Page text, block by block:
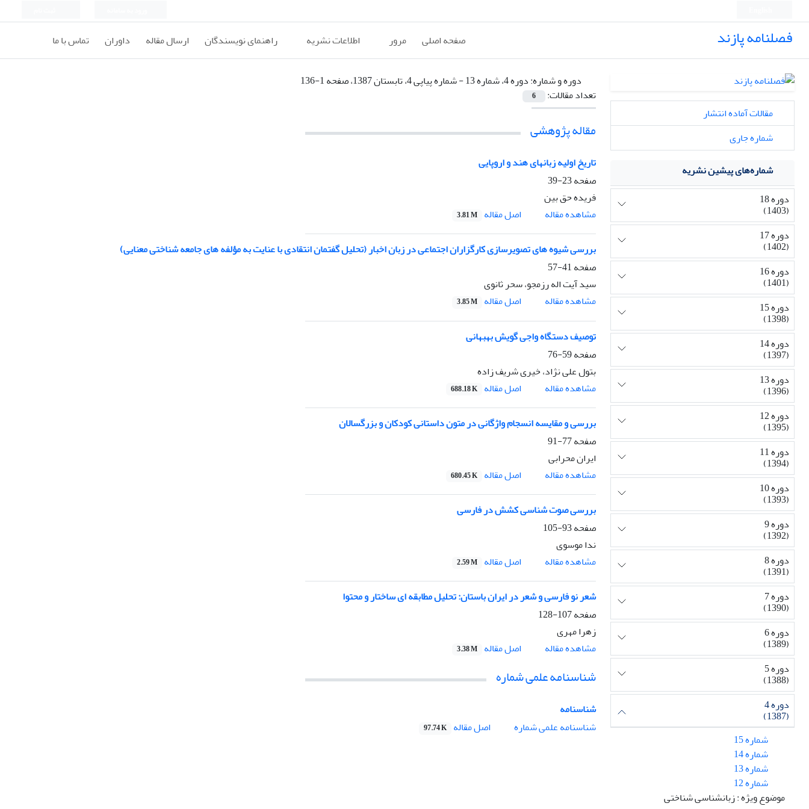
فصلنامه پازند صفحه اصلی مرور اطلاعات نشریه راهنمای نویسندگان ارسال مقاله داوران تماس با ما
دوره و شماره:دوره 4، شماره 13 - شماره پیاپی 4، تابستان 1387، صفحه 1-136
تعداد مقالات:
6
مقاله پژوهشی
تاریخ اولیه زبانهای هند و اروپایی
صفحه23-39
فریده حق بین
مشاهده مقاله
اصل مقاله 3.81 M
بررسی شیوه های تصویرسازی کارگزاران اجتماعی در زبان اخبار (تحلیل گفتمان انتقادی با عنایت به مؤلفه های جامعه شناختی معنایی)
صفحه41-57
سید آیت اله رزمجو، سحر ثانوی
مشاهده مقاله
اصل مقاله 3.85 M
توصیف دستگاه واجی گویش بهبهانی
صفحه59-76
بتول علی نژاد، خیری شریف زاده
مشاهده مقاله
اصل مقاله 688.18 K
بررسی و مقایسه انسجام واژگانی در متون داستانی کودکان و بزرگسالان
صفحه77-91
ایران محرابی
مشاهده مقاله
اصل مقاله 680.45 K
بررسی صوت شناسی کشش در فارسی
صفحه93-105
ندا موسوی
مشاهده مقاله
اصل مقاله 2.59 M
شعر نو فارسی و شعر در ایران باستان: تحلیل مطابقه ای ساختار و محتوا
صفحه107-128
زهرا مهری
مشاهده مقاله
اصل مقاله 3.38 M
شناسنامه علمی شماره
شناسنامه
شناسنامه علمی شماره
اصل مقاله 97.74 K
مقالات آماده انتشار
شماره جاری
شماره‌های پیشین نشریه
دوره 18
(1403)
دوره 17
(1402)
دوره 16
(1401)
دوره 15
(1398)
دوره 14
(1397)
دوره 13
(1396)
دوره 12
(1395)
دوره 11
(1394)
دوره 10
(1393)
دوره 9
(1392)
دوره 8
(1391)
دوره 7
(1390)
دوره 6
(1389)
دوره 5
(1388)
دوره 4
(1387)
شماره 15
شماره 14
شماره 13
شماره 12
موضوع ویژه : زبانشناسی شناختی